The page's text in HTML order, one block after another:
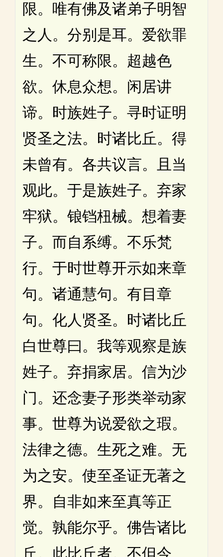
限。唯有佛及诸弟子明智
之人。分别是耳。爱欲罪
生。不可称限。超越色
欲。休息众想。闲居讲
谛。时族姓子。寻时证明
贤圣之法。时诸比丘。得
未曾有。各共议言。且当
观此。于是族姓子。弃家
牢狱。锒铛杻械。想着妻
子。而自系缚。不乐梵
行。于时世尊开示如来章
句。诸通慧句。有目章
句。化人贤圣。时诸比丘
白世尊曰。我等观察是族
姓子。弃捐家居。信为沙
门。还念妻子形类举动家
事。世尊为说爱欲之瑕。
法律之德。生死之难。无
为之安。使至圣证无著之
界。自非如来至真等正
觉。孰能尔乎。佛告诸比
丘。此比丘者。不但今